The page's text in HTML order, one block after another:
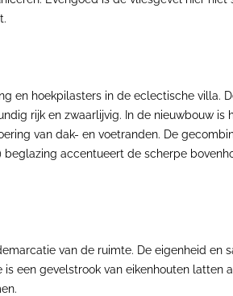
en hoekpilasters in de eclectische villa.
rijk en zwaarlijvig. In de nieuwbouw is
van dak- en voetranden. De
accentueert de scherpe
van de ruimte. De eigenheid en
een gevelstrook van eikenhouten latten